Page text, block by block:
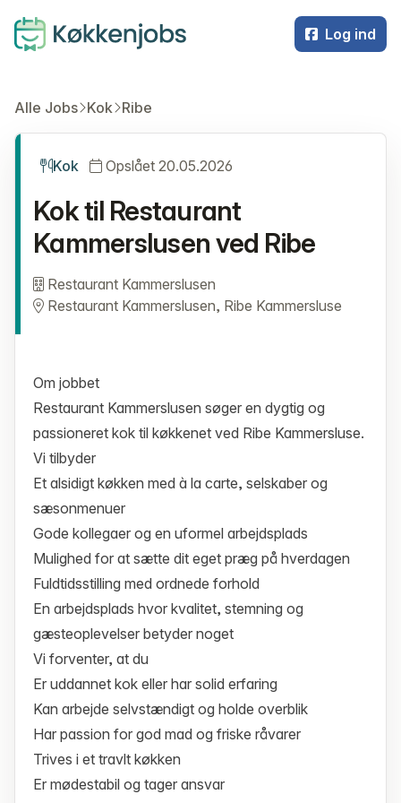
Log ind
Alle Jobs Kok Ribe
Kok Opslået 20.05.2026
Kok til Restaurant
Kammerslusen ved Ribe
Restaurant Kammerslusen
Restaurant Kammerslusen, Ribe Kammersluse
Om jobbet
Restaurant Kammerslusen søger en dygtig og
passioneret kok til køkkenet ved Ribe Kammersluse.
Vi tilbyder
Et alsidigt køkken med à la carte, selskaber og
sæsonmenuer
Gode kollegaer og en uformel arbejdsplads
Mulighed for at sætte dit eget præg på hverdagen
Fuldtidsstilling med ordnede forhold
En arbejdsplads hvor kvalitet, stemning og
gæsteoplevelser betyder noget
Vi forventer, at du
Er uddannet kok eller har solid erfaring
Kan arbejde selvstændigt og holde overblik
Har passion for god mad og friske råvarer
Trives i et travlt køkken
Er mødestabil og tager ansvar